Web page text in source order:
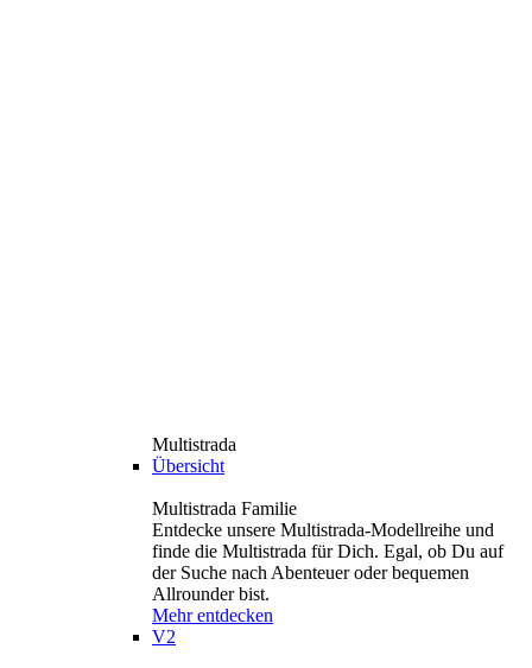
Multistrada
Übersicht
Multistrada Familie
Entdecke unsere Multistrada-Modellreihe und
finde die Multistrada für Dich. Egal, ob Du auf
der Suche nach Abenteuer oder bequemen
Allrounder bist.
Mehr entdecken
V2